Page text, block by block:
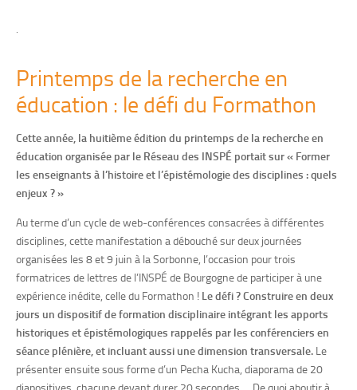
.
Printemps de la recherche en
éducation : le défi du Formathon
Cette année, la huitième édition du printemps de la recherche en
éducation organisée par le Réseau des INSPÉ portait sur « Former
les enseignants à l’histoire et l’épistémologie des disciplines : quels
enjeux ? »
Au terme d’un cycle de web-conférences consacrées à différentes
disciplines, cette manifestation a débouché sur deux journées
organisées les 8 et 9 juin à la Sorbonne, l’occasion pour trois
formatrices de lettres de l’INSPÉ de Bourgogne de participer à une
expérience inédite, celle du Formathon ! Le défi ? Construire en deux
jours un dispositif de formation disciplinaire intégrant les apports
historiques et épistémologiques rappelés par les conférenciers en
séance plénière, et incluant aussi une dimension transversale. Le
présenter ensuite sous forme d’un Pecha Kucha, diaporama de 20